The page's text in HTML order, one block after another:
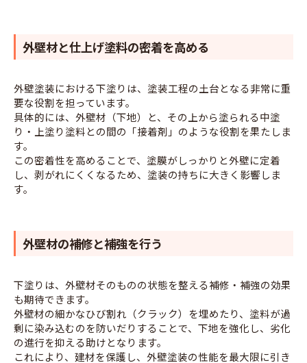
外壁材と仕上げ塗料の密着を高める
外壁塗装における下塗りは、塗装工程の土台となる非常に重
要な役割を担っています。
具体的には、外壁材（下地）と、その上から塗られる中塗
り・上塗り塗料との間の「接着剤」のような役割を果たしま
す。
この密着性を高めることで、塗膜がしっかりと外壁に定着
し、剥がれにくくなるため、塗装の持ちに大きく影響しま
す。
外壁材の補修と補強を行う
下塗りは、外壁材そのものの状態を整える補修・補強の効果
も期待できます。
外壁材の細かなひび割れ（クラック）を埋めたり、塗料が過
剰に染み込むのを防いだりすることで、下地を強化し、劣化
の進行を抑える助けとなります。
これにより、建材を保護し、外壁塗装の性能を最大限に引き